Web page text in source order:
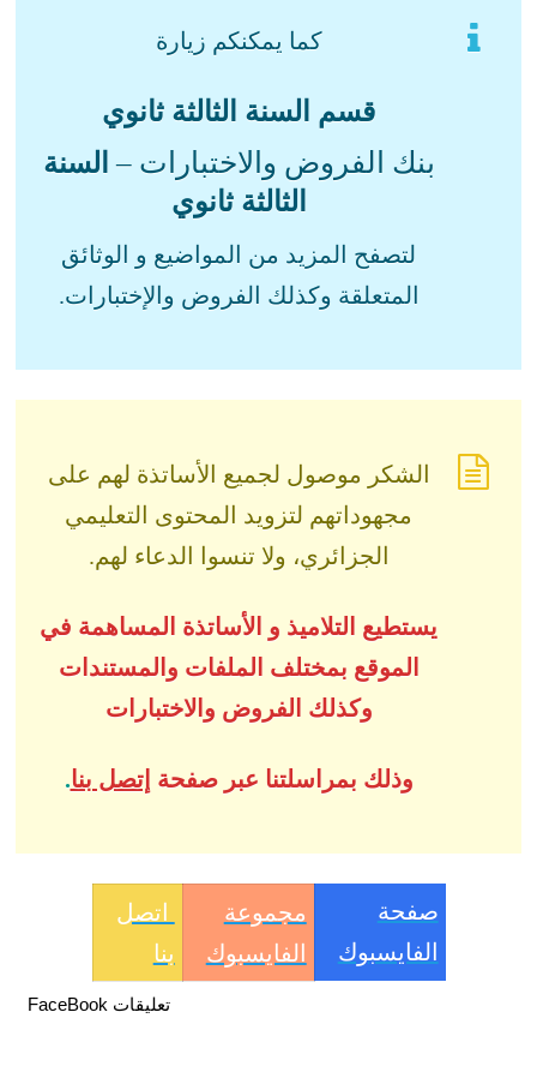
كما يمكنكم زيارة
قسم السنة الثالثة ثانوي
بنك الفروض والاختبارات – السنة
الثالثة ثانوي
لتصفح المزيد من المواضيع و الوثائق
المتعلقة وكذلك الفروض والإختبارات.
الشكر موصول لجميع الأساتذة لهم على
مجهوداتهم لتزويد المحتوى التعليمي
الجزائري، ولا تنسوا الدعاء لهم.
يستطيع التلاميذ و الأساتذة المساهمة في
الموقع بمختلف الملفات والمستندات
وكذلك الفروض والاختبارات
وذلك بمراسلتنا عبر صفحة إتصل بنا.
صفحة
الفايسبوك
مجموعة
الفايسبوك
اتصل
بنا
تعليقات FaceBook